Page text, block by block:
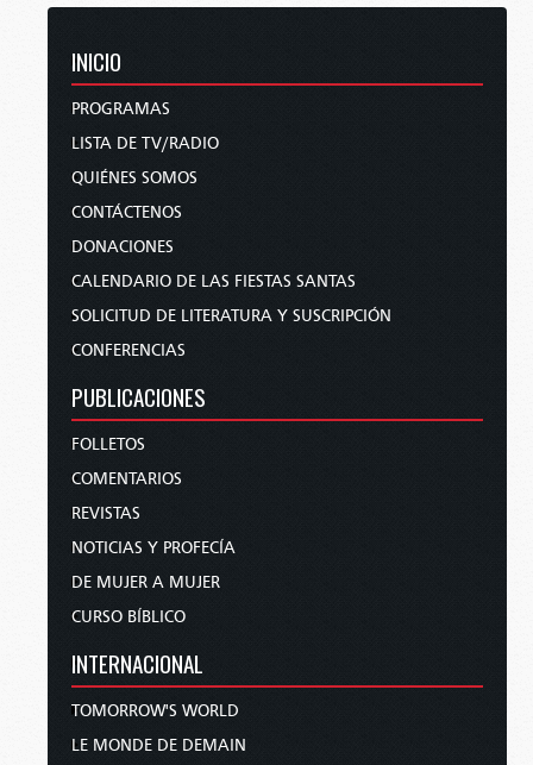
INICIO
PROGRAMAS
LISTA DE TV/RADIO
QUIÉNES SOMOS
CONTÁCTENOS
DONACIONES
CALENDARIO DE LAS FIESTAS SANTAS
SOLICITUD DE LITERATURA Y SUSCRIPCIÓN
CONFERENCIAS
PUBLICACIONES
FOLLETOS
COMENTARIOS
REVISTAS
NOTICIAS Y PROFECÍA
DE MUJER A MUJER
CURSO BÍBLICO
INTERNACIONAL
TOMORROW'S WORLD
LE MONDE DE DEMAIN